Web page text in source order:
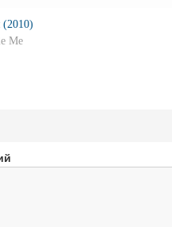
(2010)
Me